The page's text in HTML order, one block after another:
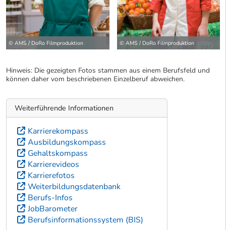
© AMS / DoRo Filmproduktion © AMS / DoRo Filmproduktion
Hinweis: Die gezeigten Fotos stammen aus einem Berufsfeld und
können daher vom beschriebenen Einzelberuf abweichen.
Weiterführende Informationen
Karrierekompass
Ausbildungskompass
Gehaltskompass
Karrierevideos
Karrierefotos
Weiterbildungsdatenbank
Berufs-Infos
JobBarometer
Berufsinformationssystem (BIS)